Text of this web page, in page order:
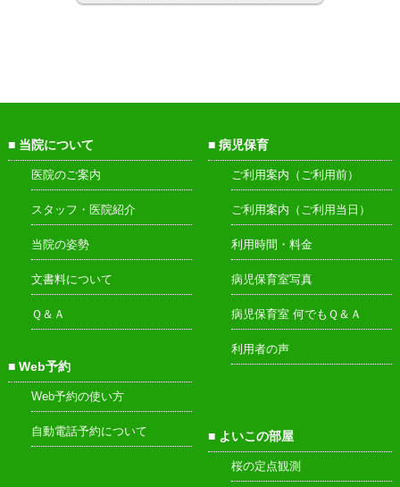
当院について
医院のご案内
スタッフ・医院紹介
当院の姿勢
文書料について
Ｑ＆Ａ
Web予約
Web予約の使い方
自動電話予約について
病児保育
ご利用案内（ご利用前）
ご利用案内（ご利用当日）
利用時間・料金
病児保育室写真
病児保育室 何でもＱ＆Ａ
利用者の声
よいこの部屋
桜の定点観測